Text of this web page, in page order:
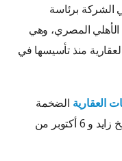
الشركة برئاسة
المصري، وهي
منذ تأسيسها في
العقارية الضخمة
بالقاهرة الجديدة والساحل الشمالي والشيخ زايد و 6 أكتوبر من